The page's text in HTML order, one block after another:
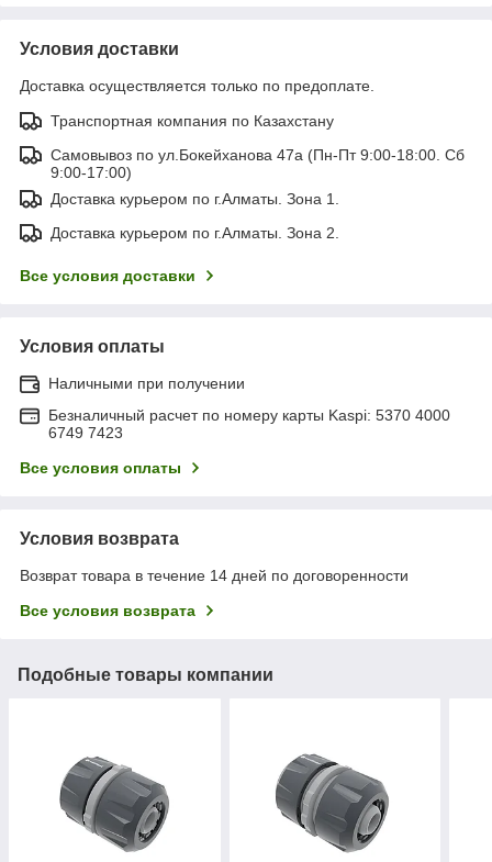
Условия доставки
Доставка осуществляется только по предоплате.
Транспортная компания по Казахстану
Самовывоз по ул.Бокейханова 47а (Пн-Пт 9:00-18:00. Сб
9:00-17:00)
Доставка курьером по г.Алматы. Зона 1.
Доставка курьером по г.Алматы. Зона 2.
Все условия доставки
Условия оплаты
Наличными при получении
Безналичный расчет по номеру карты Kaspi: 5370 4000
6749 7423
Все условия оплаты
Условия возврата
Возврат товара в течение 14 дней по договоренности
Все условия возврата
Подобные товары компании